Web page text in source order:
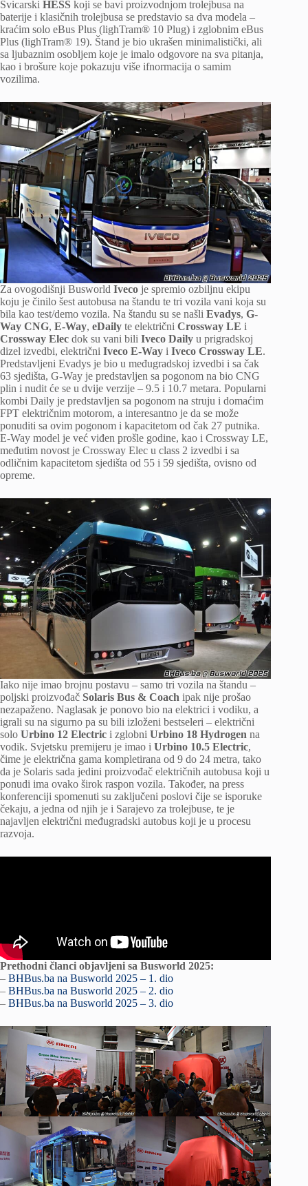
Švicarski HESS koji se bavi proizvodnjom trolejbusa na
baterije i klasičnih trolejbusa se predstavio sa dva modela –
kraćim solo eBus Plus (lighTram® 10 Plug) i zglobnim eBus
Plus (lighTram® 19). Štand je bio ukrašen minimalistički, ali
sa ljubaznim osobljem koje je imalo odgovore na sva pitanja,
kao i brošure koje pokazuju više ifnormacija o samim
vozilima.
Za ovogodišnji Busworld Iveco je spremio ozbiljnu ekipu
koju je činilo šest autobusa na štandu te tri vozila vani koja su
bila kao test/demo vozila. Na štandu su se našli Evadys, G-
Way CNG, E-Way, eDaily te električni Crossway LE i
Crossway Elec dok su vani bili Iveco Daily u prigradskoj
dizel izvedbi, električni Iveco E-Way i Iveco Crossway LE.
Predstavljeni Evadys je bio u međugradskoj izvedbi i sa čak
63 sjedišta, G-Way je predstavljen sa pogonom na bio CNG
plin i nudit će se u dvije verzije – 9.5 i 10.7 metara. Popularni
kombi Daily je predstavljen sa pogonom na struju i domaćim
FPT električnim motorom, a interesantno je da se može
ponuditi sa ovim pogonom i kapacitetom od čak 27 putnika.
E-Way model je već viđen prošle godine, kao i Crossway LE,
međutim novost je Crossway Elec u class 2 izvedbi i sa
odličnim kapacitetom sjedišta od 55 i 59 sjedišta, ovisno od
opreme.
Iako nije imao brojnu postavu – samo tri vozila na štandu –
poljski proizvođač Solaris Bus & Coach ipak nije prošao
nezapaženo. Naglasak je ponovo bio na elektrici i vodiku, a
igrali su na sigurno pa su bili izloženi bestseleri – električni
solo Urbino 12 Electric i zglobni Urbino 18 Hydrogen na
vodik. Svjetsku premijeru je imao i Urbino 10.5 Electric,
čime je električna gama kompletirana od 9 do 24 metra, tako
da je Solaris sada jedini proizvođač električnih autobusa koji u
ponudi ima ovako širok raspon vozila. Također, na press
konferenciji spomenuti su zaključeni poslovi čije se isporuke
čekaju, a jedna od njih je i Sarajevo za trolejbuse, te je
najavljen električni međugradski autobus koji je u procesu
razvoja.
Prethodni članci objavljeni sa Busworld 2025:
– BHBus.ba na Busworld 2025 – 1. dio
– BHBus.ba na Busworld 2025 – 2. dio
– BHBus.ba na Busworld 2025 – 3. dio